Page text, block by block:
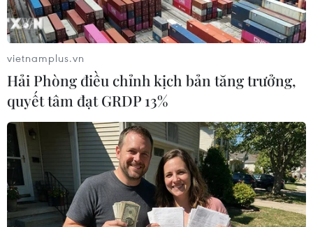
3/9/2024), cả nước xảy ra 257 vụ tai nạn giao thông,
giảm 9,82% so với cùng kỳ năm ngoái; làm 124 người
chết, giảm 22,5% và 193 người bị thương.
vietnamplus.vn
Hải Phòng điều chỉnh kịch bản tăng trưởng,
quyết tâm đạt GRDP 13%